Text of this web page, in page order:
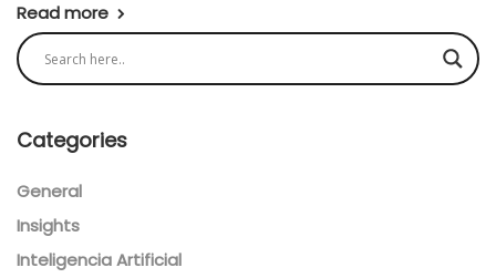
Read more
Categories
General
Insights
Inteligencia Artificial